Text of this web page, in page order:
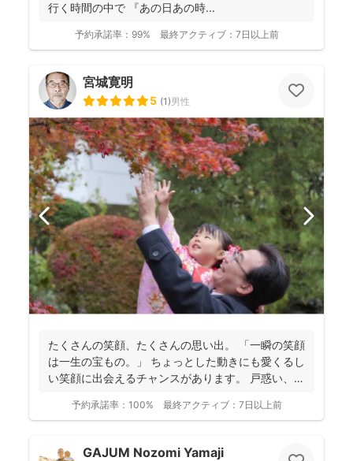
行く時間の中で 『あの日あの時...
予約承諾率： 99% 最終アクティブ： 7日以上前
宮城寛明
5 (1)男性
たくさんの笑顔、たくさんの思い出。 「一瞬の笑顔
は一生の宝もの。」 ちょっとした動きにも愛くるし
い笑顔に出会えるチャンスがあります。 戸惑い、笑
予約承諾率： 100% 最終アクティブ： 7日以上前
GAJUM Nozomi Yamaji